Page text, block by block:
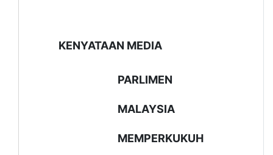
KENYATAAN MEDIA
PARLIMEN
MALAYSIA
MEMPERKUKUH